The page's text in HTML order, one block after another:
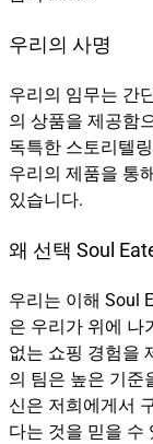
우리의 사명
우리의 임무는 간
의 상품을 제공함
독특한 스토리텔
우리의 제품을 통
있습니다.
왜 선택 Soul
우리는 이해 Soul
은 우리가 위에 나
없는 쇼핑 경험을
의 팀은 높은 기준
신은 저희에게서
다는 것을 믿을 수